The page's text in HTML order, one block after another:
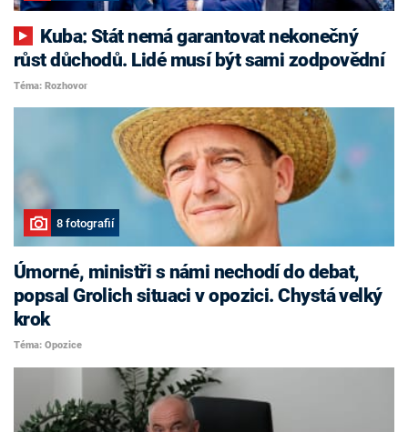
růst důchodů. Lidé musí být sami zodpovědní
Téma: Rozhovor
8 fotografií
Úmorné, ministři s námi nechodí do debat,
popsal Grolich situaci v opozici. Chystá velký
krok
Téma: Opozice